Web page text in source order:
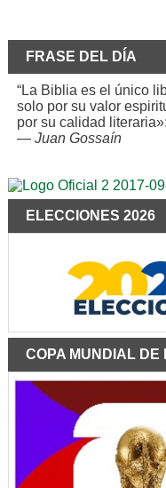
FRASE DEL DÍA
“La Biblia es el único
solo por su valor
por su calidad literaria»:
— Juan Gossaín
ELECCIONES 2026
COPA MUNDIAL DE